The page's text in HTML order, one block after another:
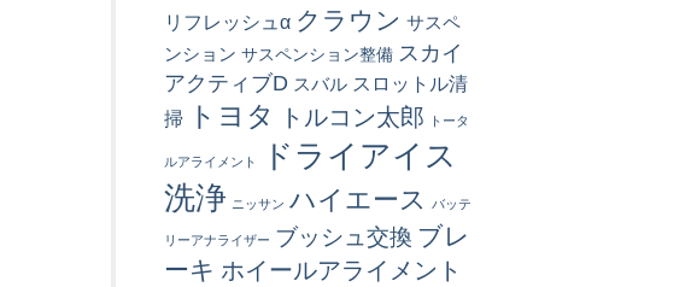
リフレッシュα クラウン サスペ
ンション サスペンション整備 スカイ
アクティブD スバル スロットル清
掃
トヨタ トルコン太郎 トータ
ルアライメント
ドライアイス
洗浄 ニッサン ハイエース バッテ
リーアナライザー ブッシュ交換 ブレ
ーキ ホイールアライメント